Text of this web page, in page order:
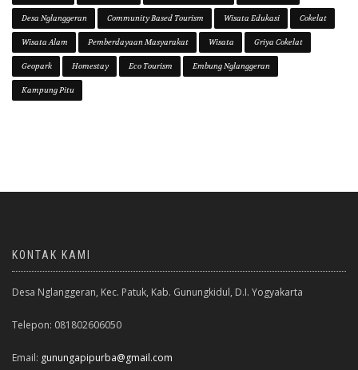
Desa Nglanggeran Community Based Tourism Wisata Edukasi Cokelat
Wisata Alam Pemberdayaan Masyarakat Wisata Griya Cokelat
Geopark Homestay Eco Tourism Embung Nglanggeran
Kampung Pitu
KONTAK KAMI
Desa Nglanggeran, Kec. Patuk, Kab. Gunungkidul, D.I. Yogyakarta
Telepon: 081802606050
Email: gunungapipurba@gmail.com